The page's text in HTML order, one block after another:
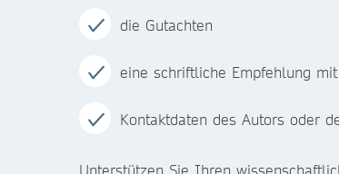
die Gutachten
eine schriftliche Empfehlung
Kontaktdaten des Autors oder
Unterstützen Sie Ihren